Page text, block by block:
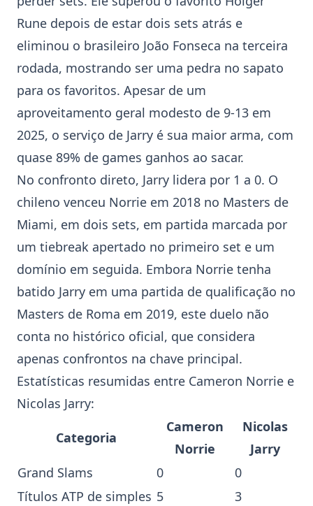
Rune depois de estar dois sets atrás e
eliminou o brasileiro João Fonseca na terceira
rodada, mostrando ser uma pedra no sapato
para os favoritos. Apesar de um
aproveitamento geral modesto de 9-13 em
2025, o serviço de Jarry é sua maior arma, com
quase 89% de games ganhos ao sacar.
No confronto direto, Jarry lidera por 1 a 0. O
chileno venceu Norrie em 2018 no Masters de
Miami, em dois sets, em partida marcada por
um tiebreak apertado no primeiro set e um
domínio em seguida. Embora Norrie tenha
batido Jarry em uma partida de qualificação no
Masters de Roma em 2019, este duelo não
conta no histórico oficial, que considera
apenas confrontos na chave principal.
Estatísticas resumidas entre Cameron Norrie e
Nicolas Jarry:
Categoria
Cameron
Norrie
Nicolas
Jarry
Grand Slams
0
0
Títulos ATP de simples 5 3